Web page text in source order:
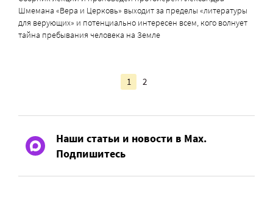
Шмемана «Вера и Церковь» выходит за пределы «литературы
для верующих» и потенциально интересен всем, кого волнует
тайна пребывания человека на Земле
1 2
Наши статьи и новости в Max.
Подпишитесь